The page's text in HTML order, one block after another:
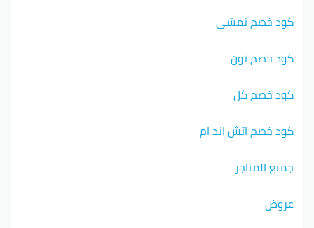
كود خصم نمشي
كود خصم نون
كود خصم كل
كود خصم اتش اند ام
جميع المتاجر
عروض